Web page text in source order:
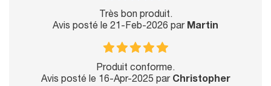
Très bon produit.
Avis posté le 21-Feb-2026 par Martin
Produit conforme.
Avis posté le 16-Apr-2025 par Christopher